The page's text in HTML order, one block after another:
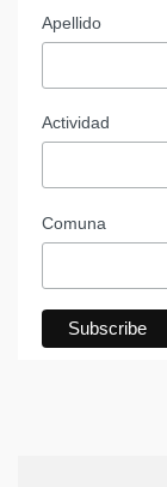
Apellido
Actividad
Comuna